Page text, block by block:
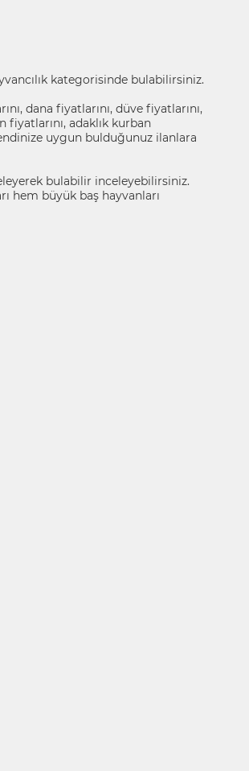
kategorisinde bulabilirsiniz.
dana fiyatlarını, düve fiyatlarını,
fiyatlarını, adaklık kurban
uygun bulduğunuz ilanlara
bulabilir inceleyebilirsiniz.
hem büyük baş hayvanları